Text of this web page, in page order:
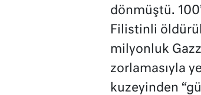
dönmüştü.
Filistinli
milyonluk
zorlamasıyla
kuzeyinden